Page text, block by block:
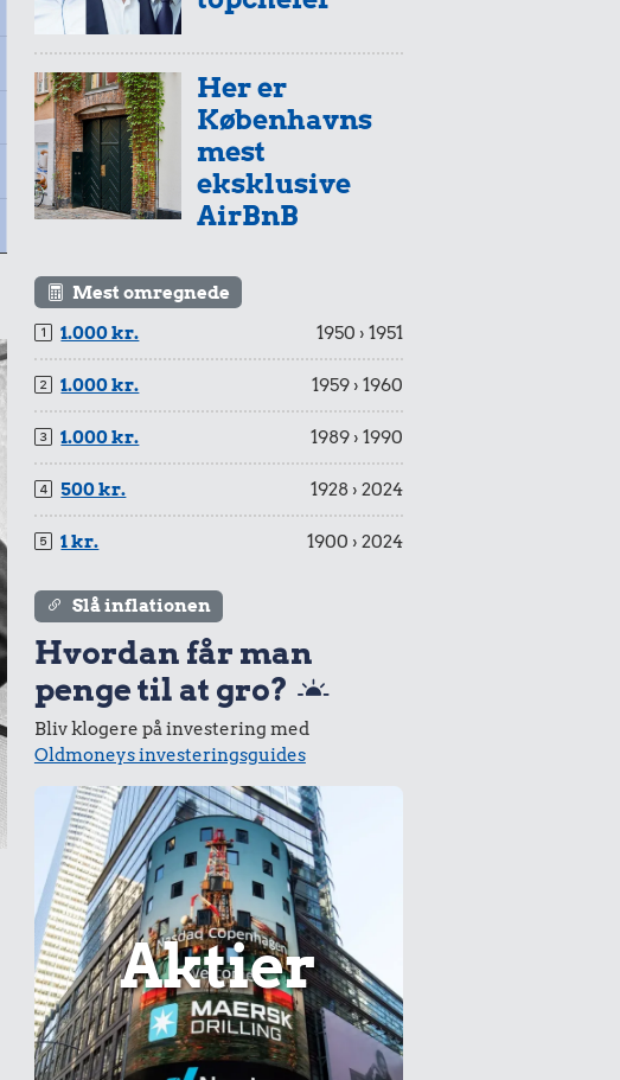
Her er
Københavns
mest
eksklusive
AirBnB
Mest omregnede
1.000 kr.
1950 › 1951
1.000 kr. 1959 › 1960
1.000 kr. 1989 › 1990
500 kr. 1928 › 2024
1 kr. 1900 › 2024
Slå inflationen
Hvordan får man
penge til at gro?
Bliv klogere på investering med
Oldmoneys investeringsguides
Aktier